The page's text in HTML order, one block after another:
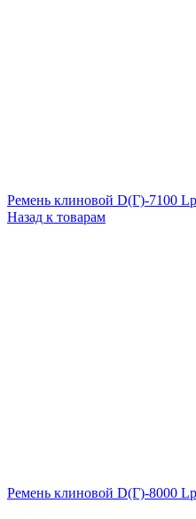
Ремень клиновой D(Г)-7100
Назад к товарам
Ремень клиновой D(Г)-8000